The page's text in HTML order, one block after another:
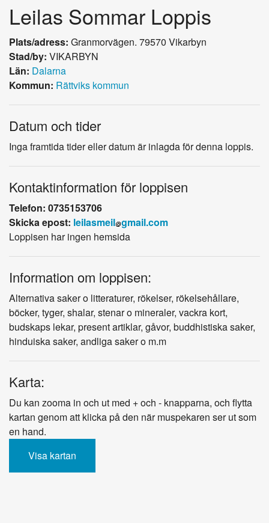
Leilas Sommar Loppis
Plats/adress: Granmorvägen. 79570 Vikarbyn
Stad/by: VIKARBYN
Län: Dalarna
Kommun: Rättviks kommun
Datum och tider
Inga framtida tider eller datum är inlagda för denna loppis.
Kontaktinformation för loppisen
Telefon: 0735153706
Skicka epost: leilasmeil gmail.com
Loppisen har ingen hemsida
Information om loppisen:
Alternativa saker o litteraturer, rökelser, rökelsehållare,
böcker, tyger, shalar, stenar o mineraler, vackra kort,
budskaps lekar, present artiklar, gåvor, buddhistiska saker,
hinduiska saker, andliga saker o m.m
Karta:
Du kan zooma in och ut med + och - knapparna, och flytta
kartan genom att klicka på den när muspekaren ser ut som
en hand.
Visa kartan